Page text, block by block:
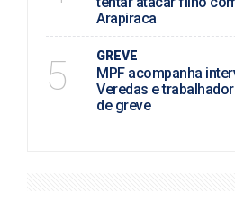
Arapiraca
5 GREVE
MPF acompanha
Veredas e
de greve